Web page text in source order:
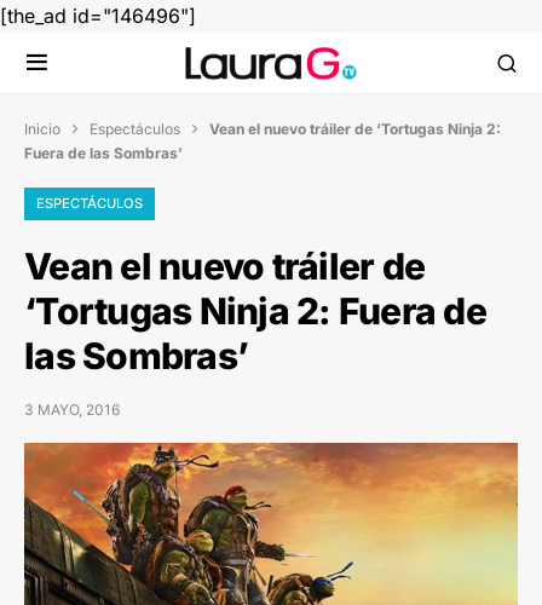
[the_ad id="146496"]
Inicio  Espectáculos  Vean el nuevo tráiler de ‘Tortugas Ninja 2:
Fuera de las Sombras’
ESPECTÁCULOS
Vean el nuevo tráiler de
‘Tortugas Ninja 2: Fuera de
las Sombras’
3 MAYO, 2016